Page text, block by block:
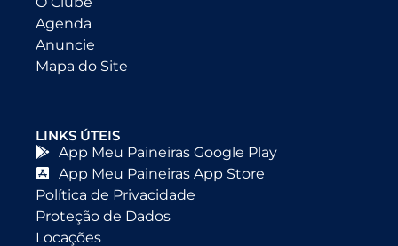
Agenda
Anuncie
Mapa do Site
LINKS ÚTEIS
App Meu Paineiras Google Play
App Meu Paineiras App Store
Política de Privacidade
Proteção de Dados
Locações